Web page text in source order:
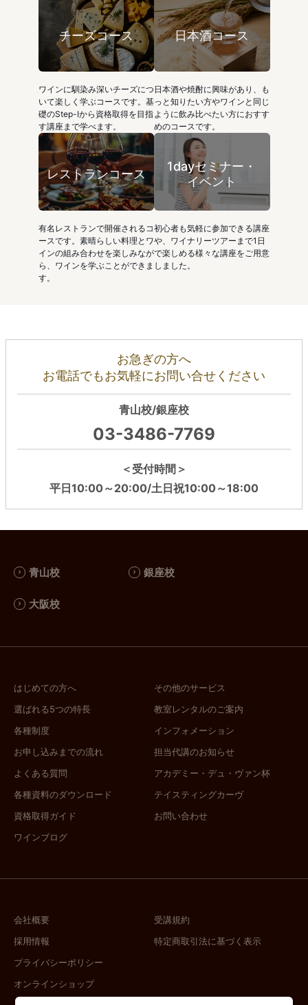
チーズコース
ワインに馴染み深いチーズにつ
いて楽しく学ぶコースです。基
礎のStep-Ⅰから資格取得を目指
す講座まで学べます。
日本酒コース
日本酒や焼酎に興味があり、も
っと知りたい方やワインと同じ
ように飲み比べたい方におすす
めのコースです。
レストランコース
有名レストランで開催されるコ
ースです。素晴らしい料理とワ
インの組み合わせを楽しみなが
ら、ワインを学ぶことができま
す。
1dayセミナー・
イベント
初心者も気軽に参加できる講座
や、ワイナリーツアーまで1日
で楽しめる様々な講座をご用意
しました。
お急ぎの方へ
お電話でもお気軽にお問い合せください
青山校/銀座校
03-3486-7769
＜受付時間＞
平日10:00～20:00/土日祝10:00～18:00
青山校 銀座校
大阪校
はじめての方へ
選ばれる5つの特長
各種制度
お申し込みまでの流れ
よくある質問
各種資料のダウンロード
資格取得ガイド
ワインブログ
その他のサービス
教室レンタルのご案内
インフォメーション
担当代講のお知らせ
アカデミー・デュ・ヴァン杯
テイスティングカーヴ
お問い合わせ
会社概要
採用情報
プライバシーポリシー
オンラインショップ
受講規約
特定商取引法に基づく表示